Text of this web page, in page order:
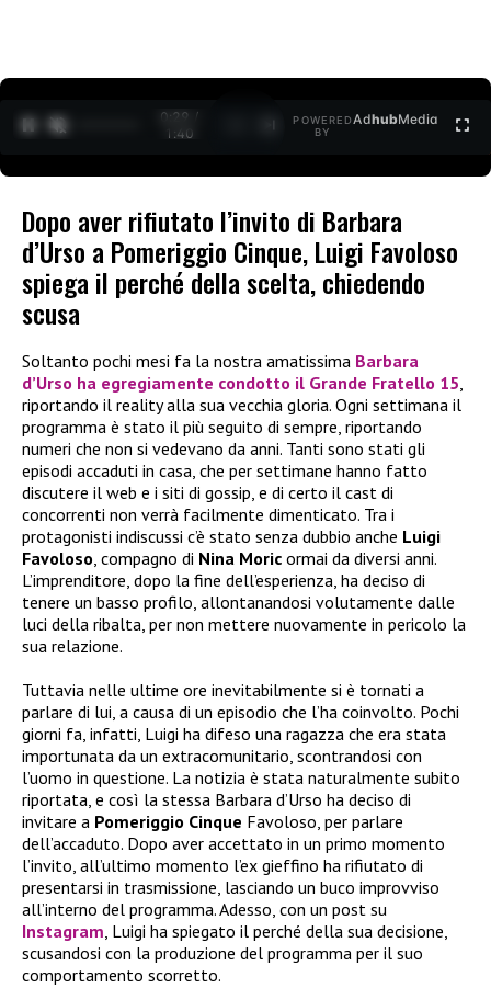
0:30 /
1:40
POWERED
BY
AdhubMedia
Dopo aver rifiutato l’invito di Barbara
d’Urso a Pomeriggio Cinque, Luigi Favoloso
spiega il perché della scelta, chiedendo
scusa
Soltanto pochi mesi fa la nostra amatissima Barbara
d’Urso ha egregiamente condotto il Grande Fratello 15,
riportando il reality alla sua vecchia gloria. Ogni settimana il
programma è stato il più seguito di sempre, riportando
numeri che non si vedevano da anni. Tanti sono stati gli
episodi accaduti in casa, che per settimane hanno fatto
discutere il web e i siti di gossip, e di certo il cast di
concorrenti non verrà facilmente dimenticato. Tra i
protagonisti indiscussi c’è stato senza dubbio anche Luigi
Favoloso, compagno di Nina Moric ormai da diversi anni.
L’imprenditore, dopo la fine dell’esperienza, ha deciso di
tenere un basso profilo, allontanandosi volutamente dalle
luci della ribalta, per non mettere nuovamente in pericolo la
sua relazione.
Tuttavia nelle ultime ore inevitabilmente si è tornati a
parlare di lui, a causa di un episodio che l’ha coinvolto. Pochi
giorni fa, infatti, Luigi ha difeso una ragazza che era stata
importunata da un extracomunitario, scontrandosi con
l’uomo in questione. La notizia è stata naturalmente subito
riportata, e così la stessa Barbara d’Urso ha deciso di
invitare a Pomeriggio Cinque Favoloso, per parlare
dell’accaduto. Dopo aver accettato in un primo momento
l’invito, all’ultimo momento l’ex gieffino ha rifiutato di
presentarsi in trasmissione, lasciando un buco improvviso
all’interno del programma. Adesso, con un post su
Instagram, Luigi ha spiegato il perché della sua decisione,
scusandosi con la produzione del programma per il suo
comportamento scorretto.